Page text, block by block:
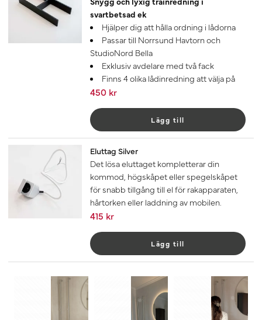
svartbetsad ek
Hjälper dig att hålla ordning i lådorna
Passar till Norrsund Havtorn och
StudioNord Bella
Exklusiv avdelare med två fack
Finns 4 olika lådinredning att välja på
450 kr
Lägg till
Eluttag Silver
Det lösa eluttaget kompletterar din
kommod, högskåpet eller spegelskåpet
för snabb tillgång till el för rakapparaten,
hårtorken eller laddning av mobilen.
415 kr
Lägg till